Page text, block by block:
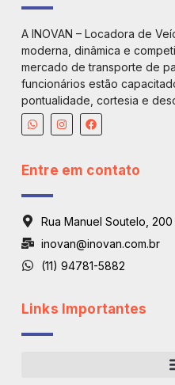
A INOVAN – Locadora de
moderna, dinâmica e
mercado de transporte de
funcionários estão
pontualidade, cortesia e
Entre em contato
Rua Manuel Soutelo,
inovan@inovan.com.br
(11) 94781-5882
Links Importantes